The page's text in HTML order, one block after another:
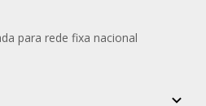
para rede fixa nacional